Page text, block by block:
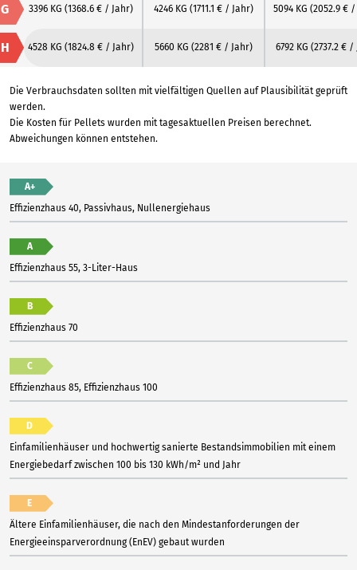
G 3396 KG (1368.6 € / Jahr) 4246 KG (1711.1 € / Jahr) 5094 KG (2052.9 €
H 4528 KG (1824.8 € / Jahr) 5660 KG (2281 € / Jahr) 6792 KG (2737.2 € /
Die Verbrauchsdaten sollten mit vielfältigen Quellen auf Plausibilität geprüft
werden.
Die Kosten für Pellets wurden mit tagesaktuellen Preisen berechnet.
Abweichungen können entstehen.
A+
Effizienzhaus 40, Passivhaus, Nullenergiehaus
A
Effizienzhaus 55, 3-Liter-Haus
B
Effizienzhaus 70
C
Effizienzhaus 85, Effizienzhaus 100
D
Einfamilienhäuser und hochwertig sanierte Bestandsimmobilien mit einem
Energiebedarf zwischen 100 bis 130 kWh/m² und Jahr
E
Ältere Einfamilienhäuser, die nach den Mindestanforderungen der
Energieeinsparverordnung (EnEV) gebaut wurden